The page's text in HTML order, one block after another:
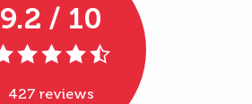
9.2 / 10
427 reviews